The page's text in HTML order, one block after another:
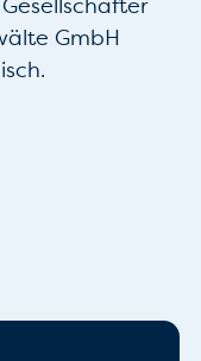
GmbH